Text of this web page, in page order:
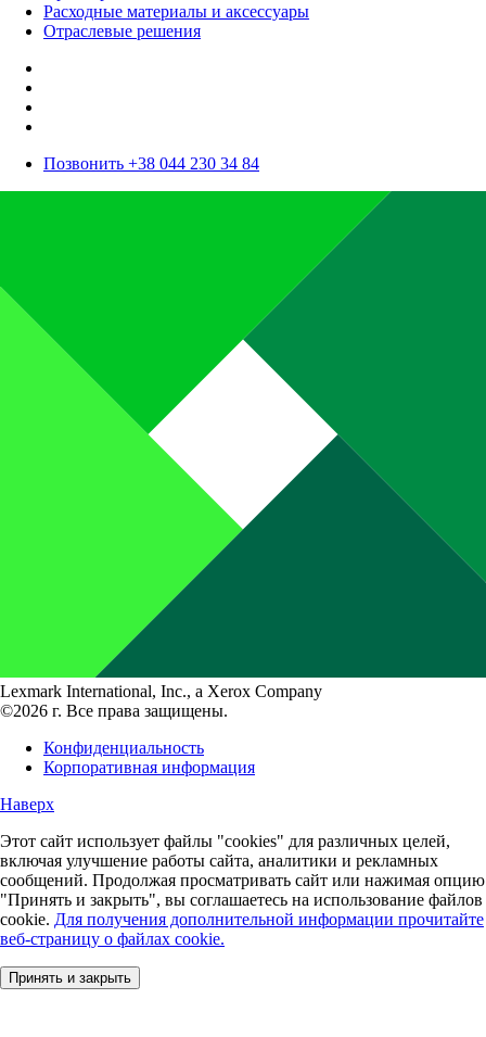
Расходные материалы и аксессуары
Отраслевые решения
Позвонить +38 044 230 34 84
Lexmark International, Inc., a Xerox Company
©2026 г. Все права защищены.
Конфиденциальность
Корпоративная информация
Наверх
Этот сайт использует файлы "cookies" для различных целей,
включая улучшение работы сайта, аналитики и рекламных
сообщений. Продолжая просматривать сайт или нажимая опцию
"Принять и закрыть", вы соглашаетесь на использование файлов
cookie. Для получения дополнительной информации прочитайте
веб-страницу о файлах cookie.
Принять и закрыть